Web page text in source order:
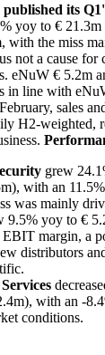
its
yoy to €
with the miss
not a cause
eNuW € 5.2m
in line with
sales
H2-weighted,
grew
with an
was mainly
9.5% yoy to €
margin, a
distributors
with an -
conditions.